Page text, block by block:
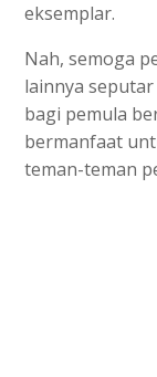
eksemplar.
Nah, semoga
lainnya seputar
bagi pemula
bermanfaat
teman-teman